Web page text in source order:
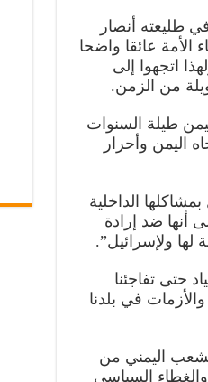
طليعته أنصار
الأمة عائقا واضحا
اتجهوا إلى
من الزمن.
طيلة السنوات
اليمن وأحرار
الداخلية
أنها ضد إرادة
ولإسرائيل”.
حتى تفاجئنا
في بلدنا
اليمني من
السياسي